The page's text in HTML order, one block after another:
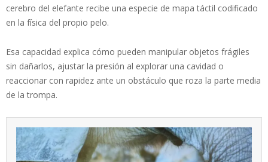
cerebro del elefante recibe una especie de mapa táctil codificado
en la física del propio pelo.
Esa capacidad explica cómo pueden manipular objetos frágiles
sin dañarlos, ajustar la presión al explorar una cavidad o
reaccionar con rapidez ante un obstáculo que roza la parte media
de la trompa.